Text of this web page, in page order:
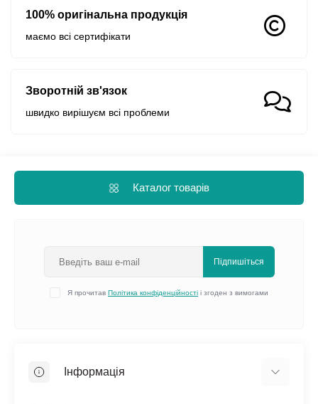
100% оригінальна продукція
маємо всі сертифікати
Зворотній зв'язок
швидко вирішуєм всі проблеми
Каталог товарів
Підпишіться
Я прочитав Політика конфіденційності і згоден з вимогами
Інформація